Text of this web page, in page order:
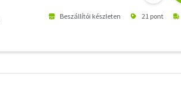
Beszállítói készleten 21 pont